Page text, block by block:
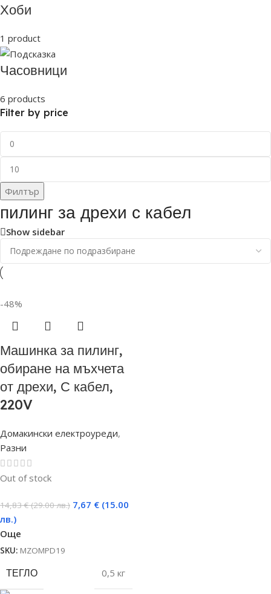
Хоби
1 product
Часовници
6 products
Filter by price
Филтър
пилинг за дрехи с кабел
Show sidebar
-48%
Машинка за пилинг,
обиране на мъхчета
от дрехи, С кабел,
220V
Домакински електроуреди,
Разни
Out of stock
14,83€ (29.00 лв.) 7,67 € (15.00
лв.)
Още
SKU: MZOMPD19
ТЕГЛО 0,5 кг